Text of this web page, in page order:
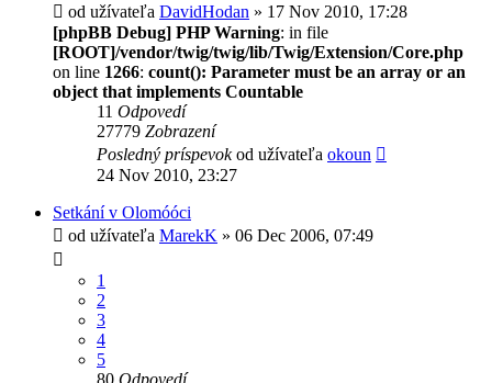
od užívateľa DavidHodan » 17 Nov 2010, 17:28
[phpBB Debug] PHP Warning: in file
[ROOT]/vendor/twig/twig/lib/Twig/Extension/Core.php
on line 1266: count(): Parameter must be an array or an
object that implements Countable
11 Odpovedí
27779 Zobrazení
Posledný príspevokod užívateľa okoun
24 Nov 2010, 23:27
Setkání v Olomóóci
od užívateľa MarekK » 06 Dec 2006, 07:49
1
2
3
4
5
80 Odpovedí